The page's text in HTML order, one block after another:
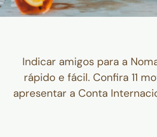
Indicar amigos para a
rápido e fácil. Confira 11
apresentar a Conta